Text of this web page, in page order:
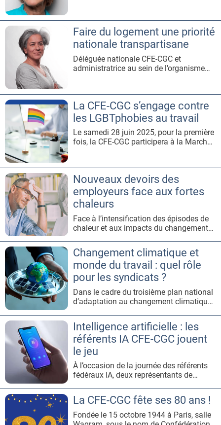
de l’IA au travail, Odile Chagny livre ses
analyses pour une mise en œuvre
vertueuse.Au sein de l’Institut de
recherches économiques et
Faire du logement une priorité
nationale transpartisane
Déléguée nationale CFE-CGC et
administratrice au sein de l’organisme
emploi et souligne les actions menées
par les structures CFE-CGC.Le logement
est le premier poste de dépense des
salariés. Quelle analyse faites-vous d’un
secteur
La CFE-CGC s’engage contre
les LGBTphobies au travail
Le samedi 28 juin 2025, pour la première
fois, la CFE-CGC participera à la Marche
présence, c’est l’expression visible d’un
engagement profond pour l’égalité, la
dignité et le respect de toutes et tous
dans le monde du travail. En étant
Nouveaux devoirs des
employeurs face aux fortes
chaleurs
Face à l’intensification des épisodes de
chaleur et aux impacts du changement
2025 renforce les obligations des
employeurs en matière de protection des
salariés contre les risques liés à la
chaleur.Quelles sont les obligations de
l’employeur face à la chaleur
Changement climatique et
monde du travail : quel rôle
pour les syndicats ?
Dans le cadre du troisième plan national
d’adaptation au changement climatique
mesures, la CFE-CGC fait valoir ses
analyses afin de prévenir les impacts sur
le monde du travail.PLAN NATIONAL
D’ADAPTATION AU CHANGEMENT
CLIMATIQUE​ : QUÉSACO ? Le 10 mars
2025, le
Intelligence artificielle : les
référents IA CFE-CGC jouent
le jeu
À l’occasion de la journée des référents
fédéraux IA, deux représentants de
et un jeu de rôle aux participants, afin de
mieux appréhender l’impact de l’IA sur le
dialogue social. L’apprentissage par le
divertissement a toujours été un pilier
La CFE-CGC fête ses 80 ans !
Fondée le 15 octobre 1944 à Paris, salle